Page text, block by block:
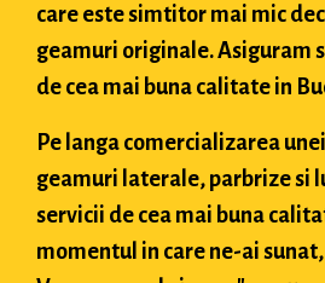
care este simtitor mai mic
geamuri originale. Asiguram
de cea mai buna calitate in
Pe langa comercializarea
geamuri laterale, parbrize si
servicii de cea mai buna
momentul in care ne-ai